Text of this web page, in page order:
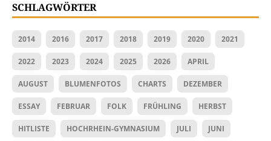
SCHLAGWÖRTER
2014 2016 2017 2018 2019 2020 2021
2022 2023 2024 2025 2026 APRIL
AUGUST BLUMENFOTOS CHARTS DEZEMBER
ESSAY FEBRUAR FOLK FRÜHLING HERBST
HITLISTE HOCHRHEIN-GYMNASIUM JULI JUNI